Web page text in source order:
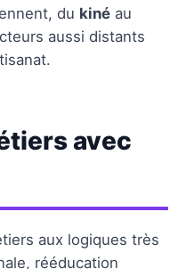
du kiné au
aussi distants
avec
aux logiques très
rééducation